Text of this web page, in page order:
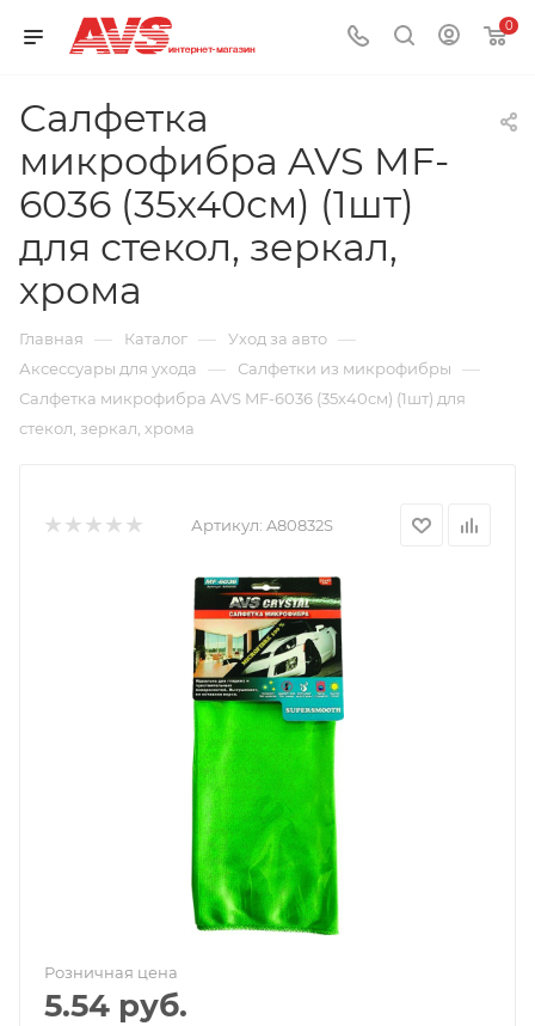
0
Салфетка
микрофибра AVS MF-
6036 (35х40см) (1шт)
для стекол, зеркал,
хрома
Главная — Каталог — Уход за авто —
Аксессуары для ухода — Салфетки из микрофибры —
Салфетка микрофибра AVS MF-6036 (35х40см) (1шт) для
стекол, зеркал, хрома
Артикул: A80832S
Розничная цена
5.54 руб.